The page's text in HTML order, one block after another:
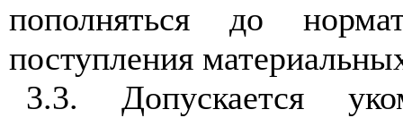
пополняться до
поступления
3.3. Допускается